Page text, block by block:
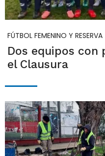
FÚTBOL FEMENINO Y RESERVA
Dos equipos
el Clausura